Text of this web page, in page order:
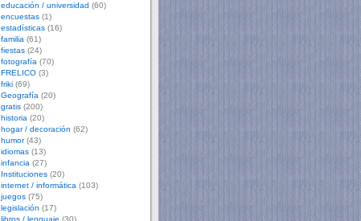
educación / universidad (60)
encuestas (1)
estadísticas (16)
familia (61)
fiestas (24)
fotografía (70)
FRELICO (3)
friki (69)
Geografía (20)
gratis (200)
historia (20)
hogar / decoración (62)
humor(43)
idiomas (13)
infancia (27)
Instituciones (20)
internet / informática (103)
juegos (75)
legislación (17)
libros / lenguaje (30)